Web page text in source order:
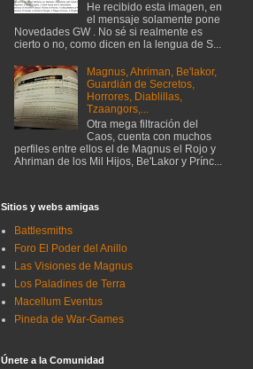
He recibido esta imagen, en
el mensaje solamente pone
Novedades GW . No sé si realmente es
cierto o no, como dicen en la lengua de S...
Magnus, Ahriman, Be'lakor,
Guardián de Secretos,
Horrores, Diablillas,
Tzaangors,...
Otra mega filtración del
Caos, cuenta con muchos
perfiles entre ellos el de Magnus el Rojo y
Ahriman de los Mil Hijos, Be'Lakor y Prínc...
Sitios y webs amigas
Battlesmiths
Foro El Poder del Anillo
Las Visiones de Magnus
Los Paladines de Terra
Macellum Eventus
Pineda de War-Games
Únete a la Comunidad